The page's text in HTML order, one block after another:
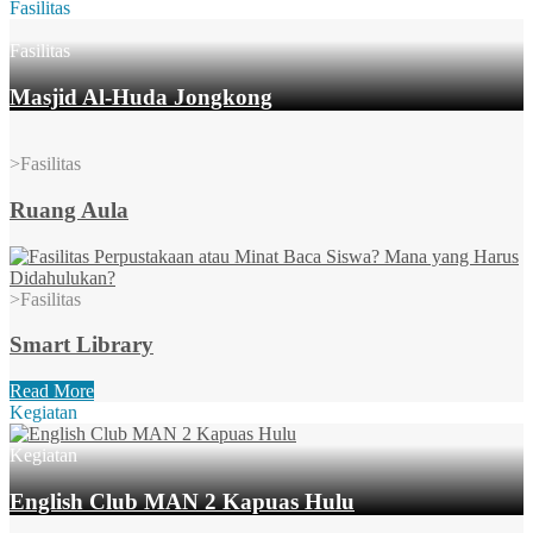
Fasilitas
Fasilitas
Masjid Al-Huda Jongkong
>Fasilitas
Ruang Aula
>Fasilitas
Smart Library
Read More
Kegiatan
Kegiatan
English Club MAN 2 Kapuas Hulu